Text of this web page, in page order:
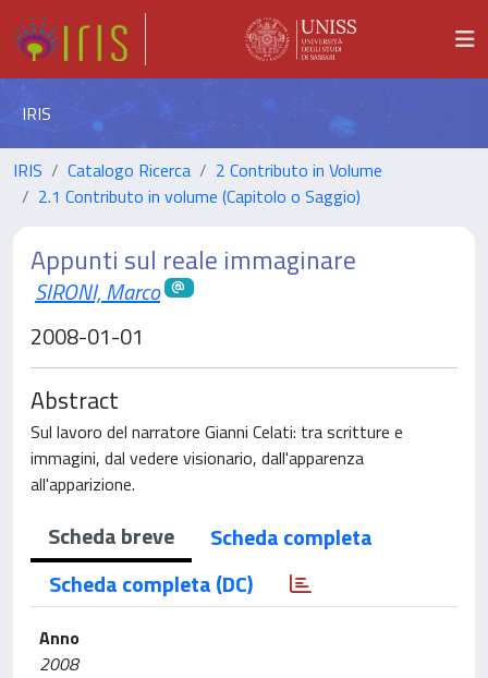
IRIS
IRIS Catalogo Ricerca
2 Contributo in Volume
2.1 Contributo in volume (Capitolo o Saggio)
Appunti sul reale immaginare
SIRONI, Marco
2008-01-01
Abstract
Sul lavoro del narratore Gianni Celati: tra scritture e
immagini, dal vedere visionario, dall'apparenza
all'apparizione.
Scheda breve
Scheda completa
Scheda completa (DC)
Anno
2008